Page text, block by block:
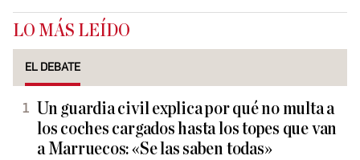
LO MÁS LEÍDO
EL DEBATE
Un guardia civil explica por qué no multa a
los coches cargados hasta los topes que van
a Marruecos: «Se las saben todas»